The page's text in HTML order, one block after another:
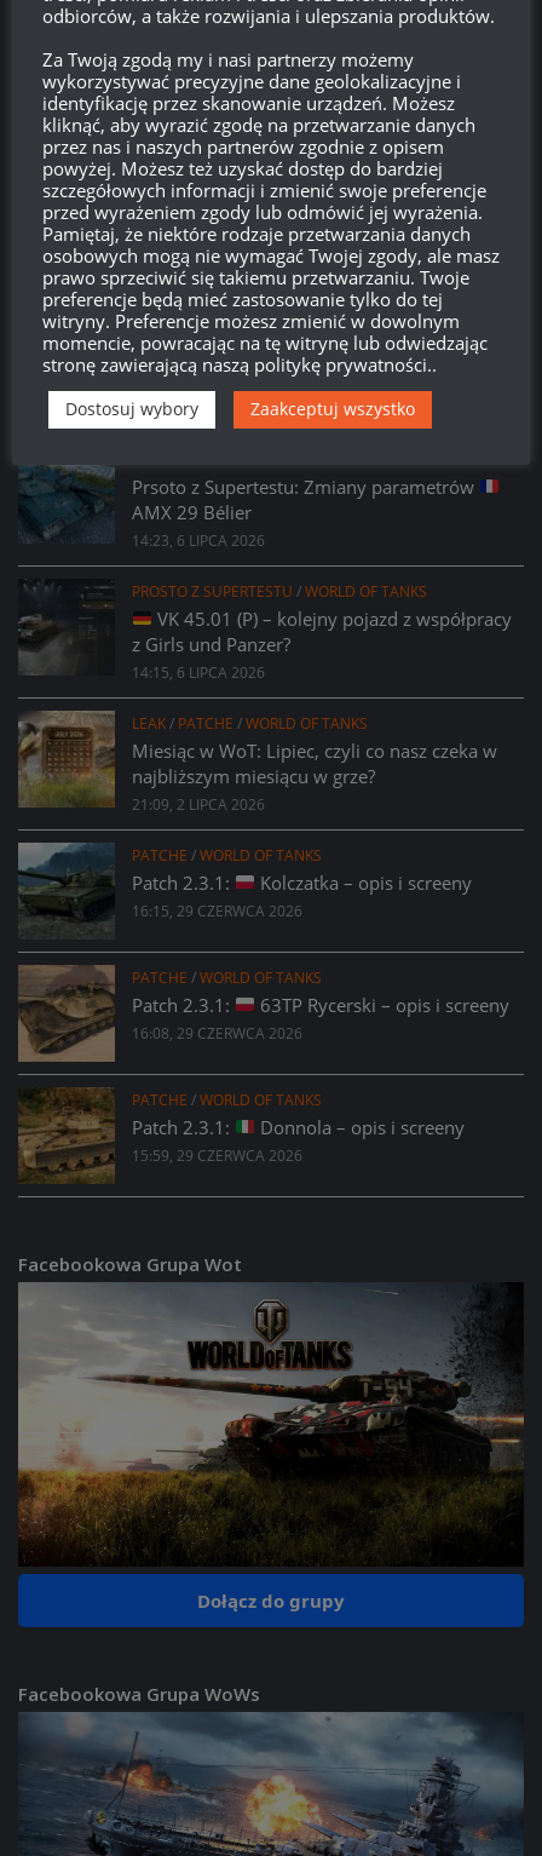
Kanał komentarzy
WordPress.org
Brakwierzchołka drzewkaod:
580
Dni
19
Godzin
52
Minut
24
Sekund
Prsoto z Supertestu: Zmiany parametrów
AMX 29 Bélier
14:23, 6 LIPCA 2026
PROSTO Z SUPERTESTU /WORLD OF TANKS
VK 45.01 (P) – kolejny pojazd z współpracy
z Girls und Panzer?
14:15, 6 LIPCA 2026
LEAK/ PATCHE /WORLD OF TANKS
Miesiąc w WoT: Lipiec, czyli co nasz czeka w
najbliższym miesiącu w grze?
21:09, 2 LIPCA 2026
PATCHE /WORLD OF TANKS
Patch 2.3.1: Kolczatka – opis i screeny
16:15, 29 CZERWCA 2026
PATCHE /WORLD OF TANKS
Patch 2.3.1: 63TP Rycerski – opis i screeny
16:08, 29 CZERWCA 2026
PATCHE /WORLD OF TANKS
Patch 2.3.1: Donnola – opis i screeny
15:59, 29 CZERWCA 2026
Facebookowa Grupa Wot
Dołącz do grupy
Facebookowa Grupa WoWs
odbiorców, a także rozwijania i ulepszania produktów.
Za Twoją zgodą my i nasi partnerzy możemy
wykorzystywać precyzyjne dane geolokalizacyjne i
identyfikację przez skanowanie urządzeń. Możesz
kliknąć, aby wyrazić zgodę na przetwarzanie danych
przez nas i naszych partnerów zgodnie z opisem
powyżej. Możesz też uzyskać dostęp do bardziej
szczegółowych informacji i zmienić swoje preferencje
przed wyrażeniem zgody lub odmówić jej wyrażenia.
Pamiętaj, że niektóre rodzaje przetwarzania danych
osobowych mogą nie wymagać Twojej zgody, ale masz
prawo sprzeciwić się takiemu przetwarzaniu. Twoje
preferencje będą mieć zastosowanie tylko do tej
witryny. Preferencje możesz zmienić w dowolnym
momencie, powracając na tę witrynę lub odwiedzając
stronę zawierającą naszą politykę prywatności..
Dostosuj wybory Zaakceptuj wszystko